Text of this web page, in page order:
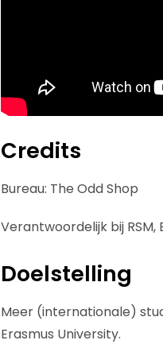
Credits
Bureau: The Odd Shop
Verantwoordelijk bij RSM,
Doelstelling
Meer (internationale)
Erasmus University.